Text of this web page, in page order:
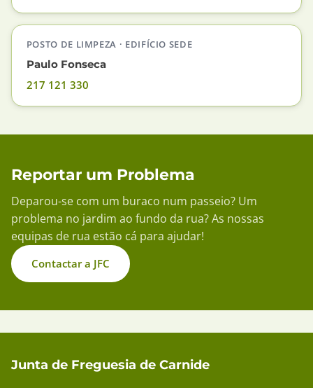
POSTO DE LIMPEZA · EDIFÍCIO SEDE
Paulo Fonseca
217 121 330
Reportar um Problema
Deparou-se com um buraco num passeio? Um
problema no jardim ao fundo da rua? As nossas
equipas de rua estão cá para ajudar!
Contactar a JFC
Junta de Freguesia de Carnide